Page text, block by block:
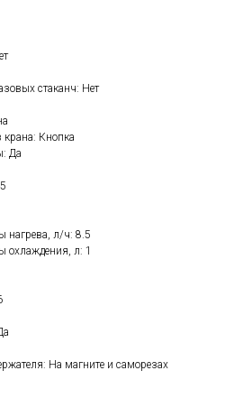
стаканч: Нет
крана: Кнопка
Да
нагрева, л/ч: 8.5
охлаждения, л: 1
На магните и саморезах